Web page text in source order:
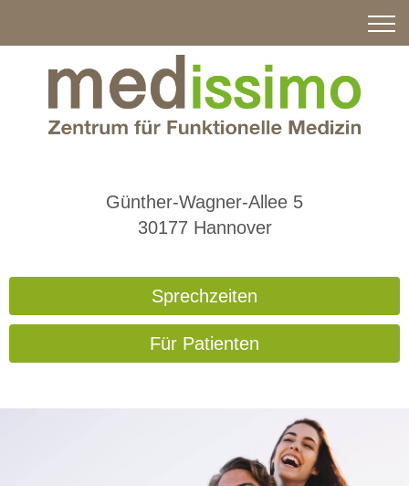
Günther-Wagner-Allee 5
30177 Hannover
Sprechzeiten
Für Patienten